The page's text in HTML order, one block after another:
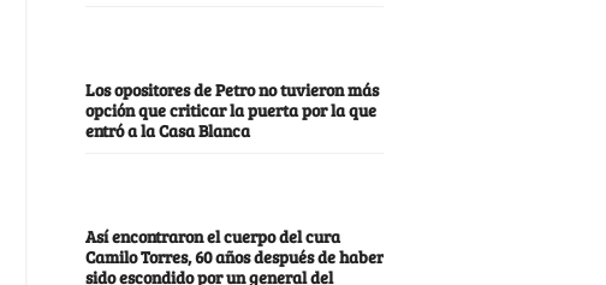
Los opositores de Petro no tuvieron más
opción que criticar la puerta por la que
entró a la Casa Blanca
Así encontraron el cuerpo del cura
Camilo Torres, 60 años después de haber
sido escondido por un general del